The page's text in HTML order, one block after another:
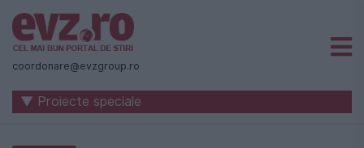
Știri
naționale
internaționale
coordonare@evzgroup.ro
▼ Proiecte speciale